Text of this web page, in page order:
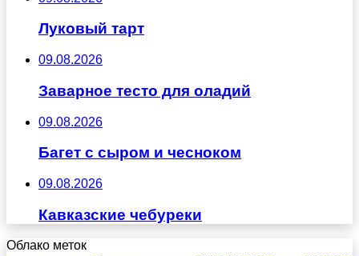
Луковый тарт
09.08.2026
Заварное тесто для оладий
09.08.2026
Багет с сыром и чесноком
09.08.2026
Кавказские чебуреки
Облако меток